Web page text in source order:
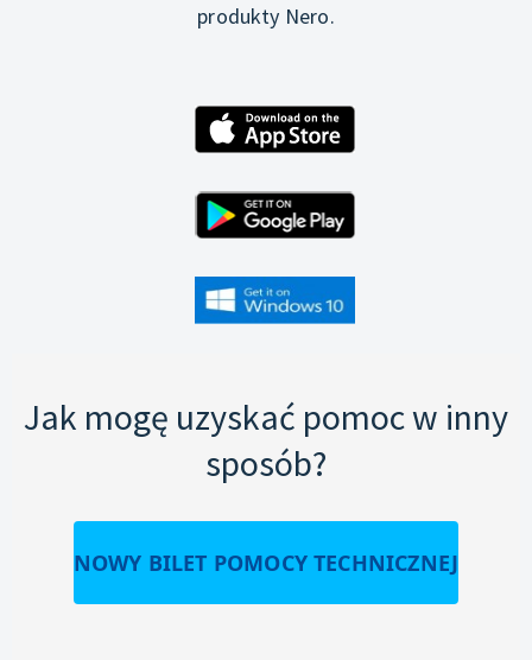
produkty Nero.
Jak mogę uzyskać pomoc w inny
sposób?
NOWY BILET POMOCY TECHNICZNEJ